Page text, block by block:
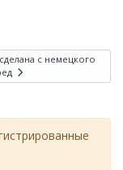
с немецкого